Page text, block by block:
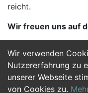
Wir verwenden
Nutzererfahrung zu
unserer Webseite
von Cookies zu.
reicht.
Wir freuen uns auf